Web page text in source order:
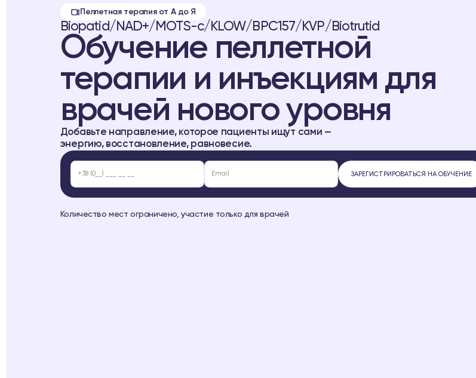
Пеллетная терапия от А до Я
Biopatid/NAD+/MOTS-c/KLOW/BPC157/KVP/Biotrutid
Обучение пеллетной
терапии и инъекциям для
врачей нового уровня
Добавьте направление, которое пациенты ищут сами —
энергию, восстановление, равновесие.
Количество мест ограничено, участие только для врачей